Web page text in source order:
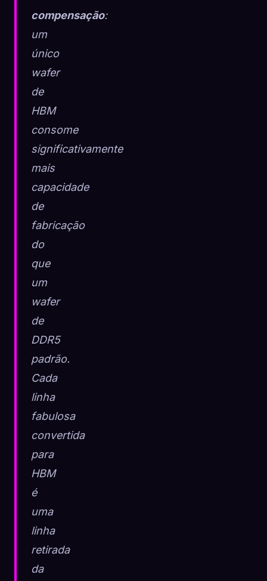
compensação:
um
único
wafer
de
HBM
consome
significativamente
mais
capacidade
de
fabricação
do
que
um
wafer
de
DDR5
padrão.
Cada
linha
fabulosa
convertida
para
HBM
é
uma
linha
retirada
da